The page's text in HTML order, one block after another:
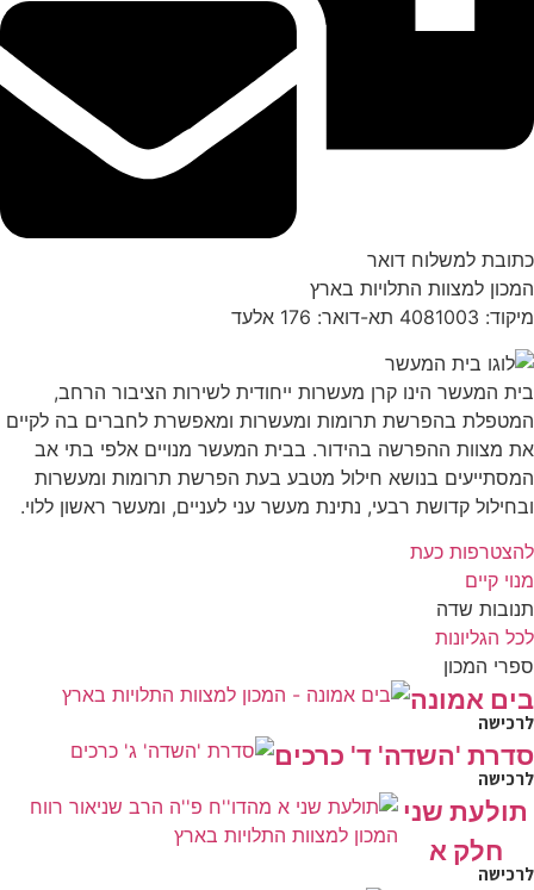
כתובת למשלוח דואר
המכון למצוות התלויות בארץ
מיקוד: 4081003 תא-דואר: 176 אלעד
בית המעשר הינו קרן מעשרות ייחודית לשירות הציבור הרחב,
המטפלת בהפרשת תרומות ומעשרות ומאפשרת לחברים בה לקיים
את מצוות ההפרשה בהידור. בבית המעשר מנויים אלפי בתי אב
המסתייעים בנושא חילול מטבע בעת הפרשת תרומות ומעשרות
ובחילול קדושת רבעי, נתינת מעשר עני לעניים, ומעשר ראשון ללוי.
להצטרפות כעת
מנוי קיים
תנובות שדה
לכל הגליונות
ספרי המכון
בים אמונה
לרכישה
סדרת 'השדה' ד' כרכים
לרכישה
תולעת שני
חלק א
לרכישה